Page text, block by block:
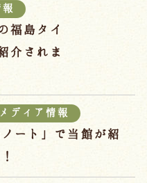
福島タイ
介されま
メディア情報
ノート」で当館が紹